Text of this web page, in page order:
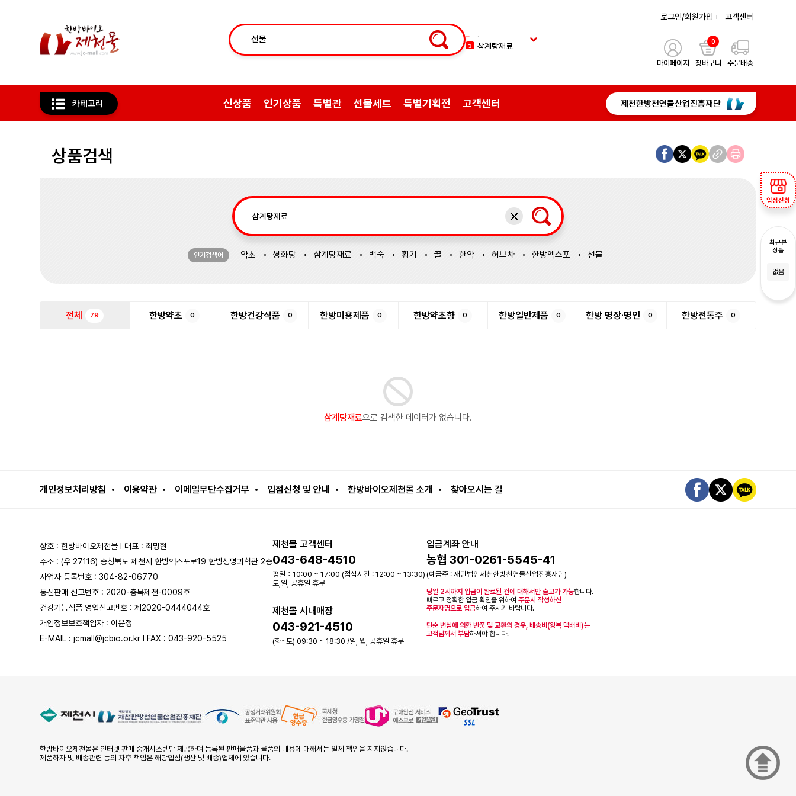
삼계탕재료
한약
2 쌍화탕
로그인/회원가입 고객센터
마이페이지
0
장바구니 주문배송
카테고리 신상품 인기상품 특별관 선물세트 특별기획전 고객센터 제천한방천연물산업진흥재단
입점신청
최근본
상품
없음
상품검색
인기검색어 약초 쌍화탕 삼계탕재료 백숙 황기 꿀 한약 허브차 한방엑스포 선물
전체 79 한방약초 0 한방건강식품 0 한방미용제품 0 한방약초향 0 한방일반제품 0 한방 명장·명인 0 한방전통주 0
삼계탕재료으로 검색한 데이터가 없습니다.
개인정보처리방침 이용약관 이메일무단수집거부 입점신청 및 안내 한방바이오제천몰 소개 찾아오시는 길
상호 : 한방바이오제천몰 l 대표 : 최명현
주소 : (우 27116) 충청북도 제천시 한방엑스포로19 한방생명과학관 2층
사업자 등록번호 : 304-82-06770
통신판매 신고번호 : 2020-충북제천-0009호
건강기능식품 영업신고번호 : 제2020-0444044호
개인정보보호책임자 : 이윤정
E-MAIL : jcmall@jcbio.or.kr l FAX : 043-920-5525
제천몰 고객센터
043-648-4510
평일：10:00 ~ 17:00 (점심시간 : 12:00 ~ 13:30)
토,일, 공휴일 휴무
제천몰 시내매장
043-921-4510
(화~토) 09:30 ~ 18:30 /일, 월, 공휴일 휴무
입금계좌 안내
농협 301-0261-5545-41
(예금주 : 재단법인제천한방천연물산업진흥재단)
당일 2시까지 입금이 완료된 건에 대해서만 출고가 가능합니다.
빠르고 정확한 입금 확인을 위하여주문시 작성하신
주문자명으로 입금하여 주시기 바랍니다.
단순 변심에 의한 반품 및 교환의 경우, 배송비(왕복 택배비)는
고객님께서 부담하셔야 합니다.
한방바이오제천몰은 인터넷 판매 중개시스템만 제공하며 등록된 판매물품과 물품의 내용에 대해서는 일체 책임을 지지않습니다.
제품하자 및 배송관련 등의 차후 책임은 해당입점(생산 및 배송)업체에 있습니다.